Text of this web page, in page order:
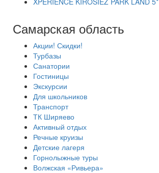
Самарская область
Акции! Скидки!
Турбазы
Санатории
Гостиницы
Экскурсии
Для школьников
Транспорт
ТК Ширяево
Активный отдых
Речные круизы
Детские лагеря
Горнолыжные туры
Волжская «Ривьера»